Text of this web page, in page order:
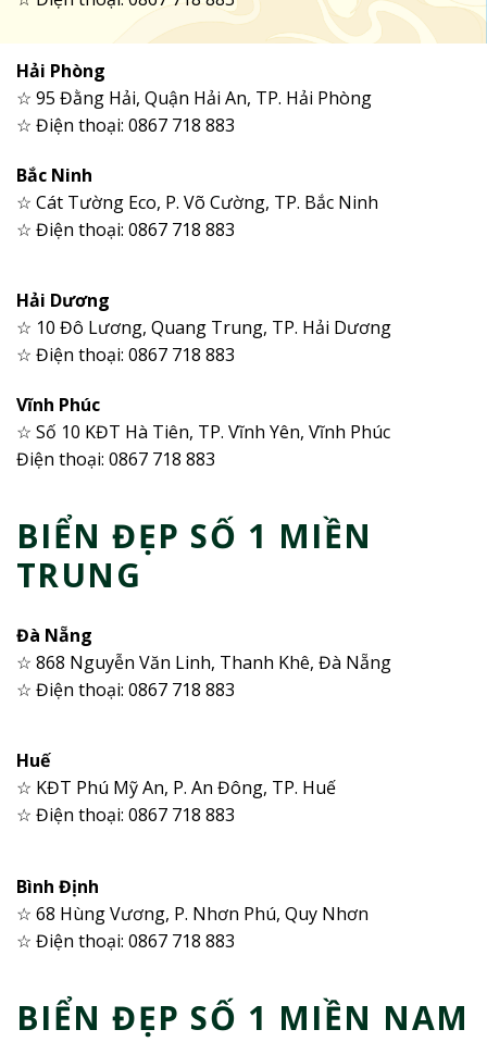
Hải Phòng
☆ 95 Đằng Hải, Quận Hải An, TP. Hải Phòng
☆ Điện thoại: 0867 718 883
Bắc Ninh
☆ Cát Tường Eco, P. Võ Cường, TP. Bắc Ninh
☆ Điện thoại: 0867 718 883
Hải Dương
☆ 10 Đô Lương, Quang Trung, TP. Hải Dương
☆ Điện thoại: 0867 718 883
Vĩnh Phúc
☆ Số 10 KĐT Hà Tiên, TP. Vĩnh Yên, Vĩnh Phúc
Điện thoại: 0867 718 883
BIỂN ĐẸP SỐ 1 MIỀN
TRUNG
Đà Nẵng
☆ 868 Nguyễn Văn Linh, Thanh Khê, Đà Nẵng
☆ Điện thoại: 0867 718 883
Huế
☆ KĐT Phú Mỹ An, P. An Đông, TP. Huế
☆ Điện thoại: 0867 718 883
Bình Định
☆ 68 Hùng Vương, P. Nhơn Phú, Quy Nhơn
☆ Điện thoại: 0867 718 883
BIỂN ĐẸP SỐ 1 MIỀN NAM